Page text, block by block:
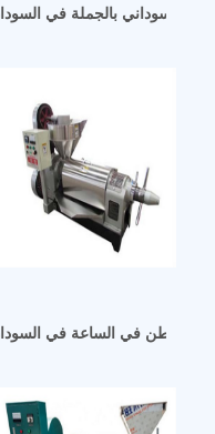
معصرةالسوداني بالجملة في
فريق ذو خبرة لمصنع